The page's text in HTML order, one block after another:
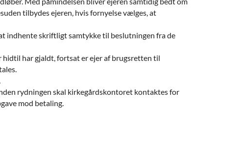
tilbydes ejeren, hvis fornyelse vælges, at
indhente skriftligt samtykke til beslutningen fra de
hidtil har gjaldt, fortsat er ejer af brugsretten til
rydningen skal kirkegårdskontoret kontaktes for
mod betaling.